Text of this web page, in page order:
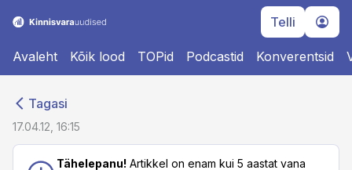
Telli
Avaleht Kõik lood TOPid Podcastid Konverentsid
Tagasi
17.04.12, 16:15
Tähelepanu! Artikkel on enam kui 5 aastat vana